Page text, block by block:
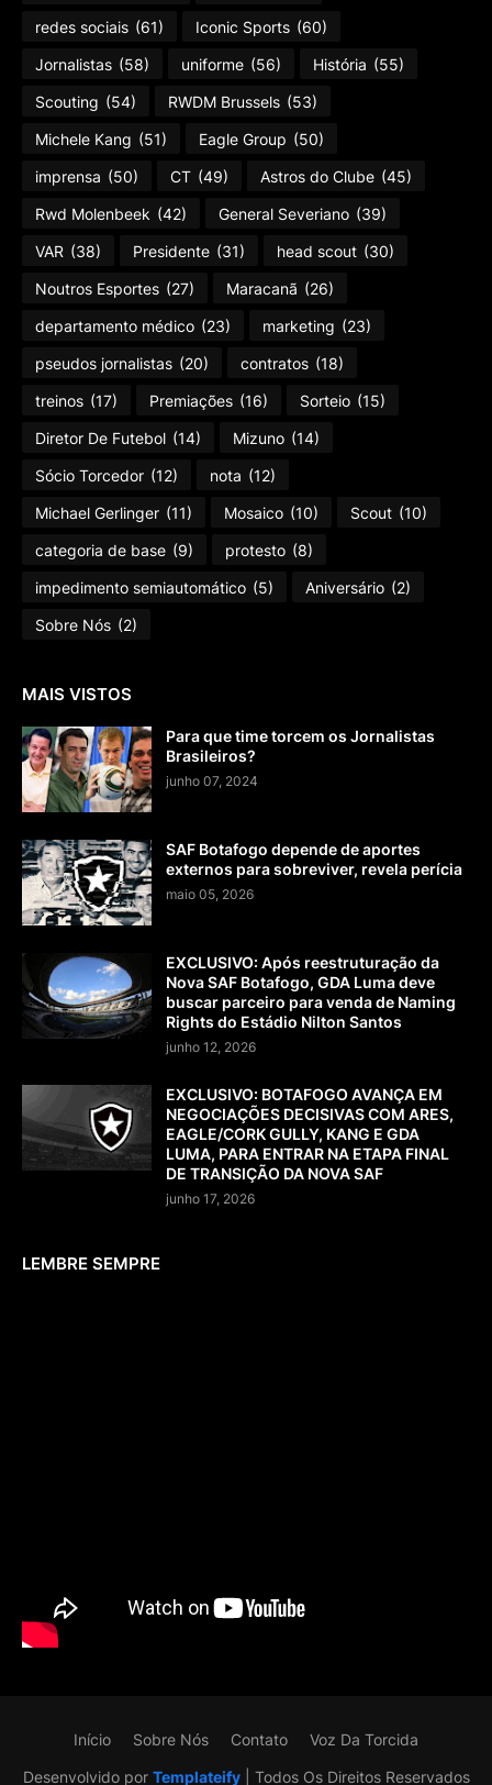
redes sociais (61) Iconic Sports (60)
Jornalistas (58) uniforme (56) História (55)
Scouting (54) RWDM Brussels (53)
Michele Kang (51) Eagle Group (50)
imprensa (50) CT (49) Astros do Clube (45)
Rwd Molenbeek (42) General Severiano (39)
VAR (38) Presidente (31) head scout (30)
Noutros Esportes (27) Maracanã (26)
departamento médico (23) marketing (23)
pseudos jornalistas (20) contratos (18)
treinos (17) Premiações (16) Sorteio (15)
Diretor De Futebol (14) Mizuno (14)
Sócio Torcedor (12) nota (12)
Michael Gerlinger (11) Mosaico (10) Scout (10)
categoria de base (9) protesto (8)
impedimento semiautomático (5) Aniversário (2)
Sobre Nós (2)
MAIS VISTOS
Para que time torcem os Jornalistas
Brasileiros?
junho 07, 2024
SAF Botafogo depende de aportes
externos para sobreviver, revela perícia
maio 05, 2026
EXCLUSIVO: Após reestruturação da
Nova SAF Botafogo, GDA Luma deve
buscar parceiro para venda de Naming
Rights do Estádio Nilton Santos
junho 12, 2026
EXCLUSIVO: BOTAFOGO AVANÇA EM
NEGOCIAÇÕES DECISIVAS COM ARES,
EAGLE/CORK GULLY, KANG E GDA
LUMA, PARA ENTRAR NA ETAPA FINAL
DE TRANSIÇÃO DA NOVA SAF
junho 17, 2026
LEMBRE SEMPRE
Desenvolvido por Templateify| Todos Os Direitos Reservados
Início Sobre Nós Contato Voz Da Torcida